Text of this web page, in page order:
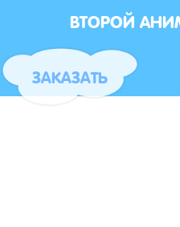
ВТОРОЙ
ЗАКАЗАТЬ